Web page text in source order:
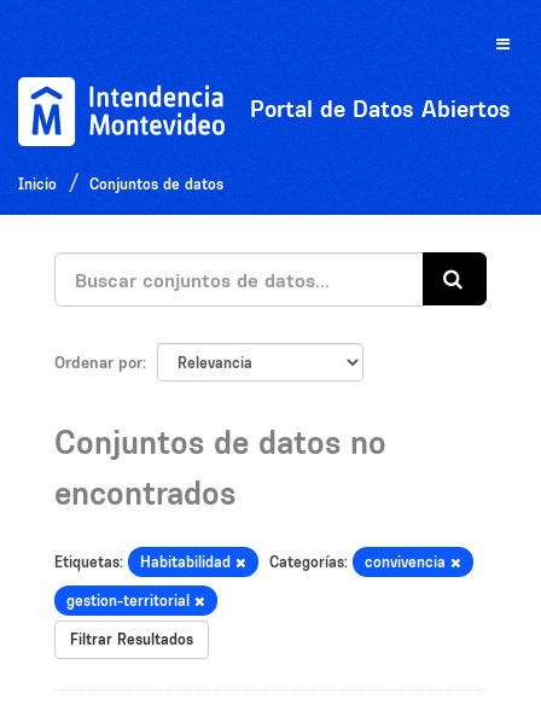
Toggle
Portal de Datos Abiertos
Inicio Conjuntos de datos
Ordenar por
Conjuntos de datos no
encontrados
Etiquetas: Habitabilidad Categorías: convivencia
gestion-territorial
Filtrar Resultados